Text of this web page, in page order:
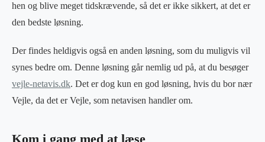
hen og blive meget tidskrævende, så det er ikke sikkert, at det er
den bedste løsning.
Der findes heldigvis også en anden løsning, som du muligvis vil
synes bedre om. Denne løsning går nemlig ud på, at du besøger
vejle-netavis.dk. Det er dog kun en god løsning, hvis du bor nær
Vejle, da det er Vejle, som netavisen handler om.
Kom i gang med at læse